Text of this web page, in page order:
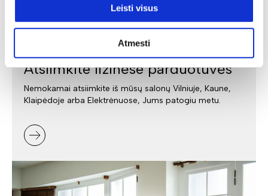
Leisti visus
Atmesti
Atsiimkite fizinėse parduotuvės
Nemokamai atsiimkite iš mūsų salonų Vilniuje, Kaune,
Klaipėdoje arba Elektrėnuose, Jums patogiu metu.